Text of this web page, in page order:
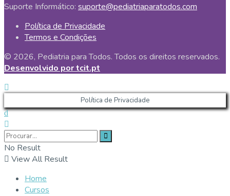
Suporte Informático: suporte@pediatriaparatodos.com
Política de Privacidade
Termos e Condições
© 2026, Pediatria para Todos. Todos os direitos reservados.
Desenvolvido por tcit.pt
Política de Privacidade
No Result
View All Result
Home
Cursos